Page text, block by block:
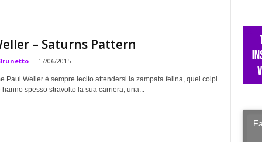
– Saturns Pattern
- 17/06/2015
Paul Weller è sempre lecito attendersi la zampata felina, quei colpi
hanno spesso stravolto la sua carriera, una...